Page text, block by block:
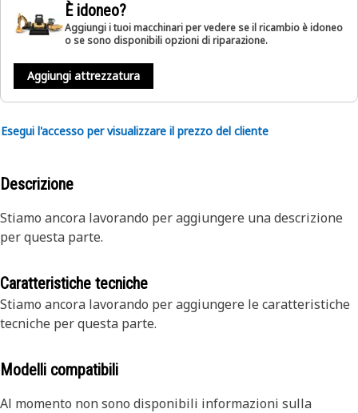
È idoneo?
Aggiungi i tuoi macchinari per vedere se il ricambio è idoneo
o se sono disponibili opzioni di riparazione.
Aggiungi attrezzatura
Esegui l'accesso per visualizzare il prezzo del cliente
Descrizione
Stiamo ancora lavorando per aggiungere una descrizione
per questa parte.
Caratteristiche tecniche
Stiamo ancora lavorando per aggiungere le caratteristiche
tecniche per questa parte.
Modelli compatibili
Al momento non sono disponibili informazioni sulla